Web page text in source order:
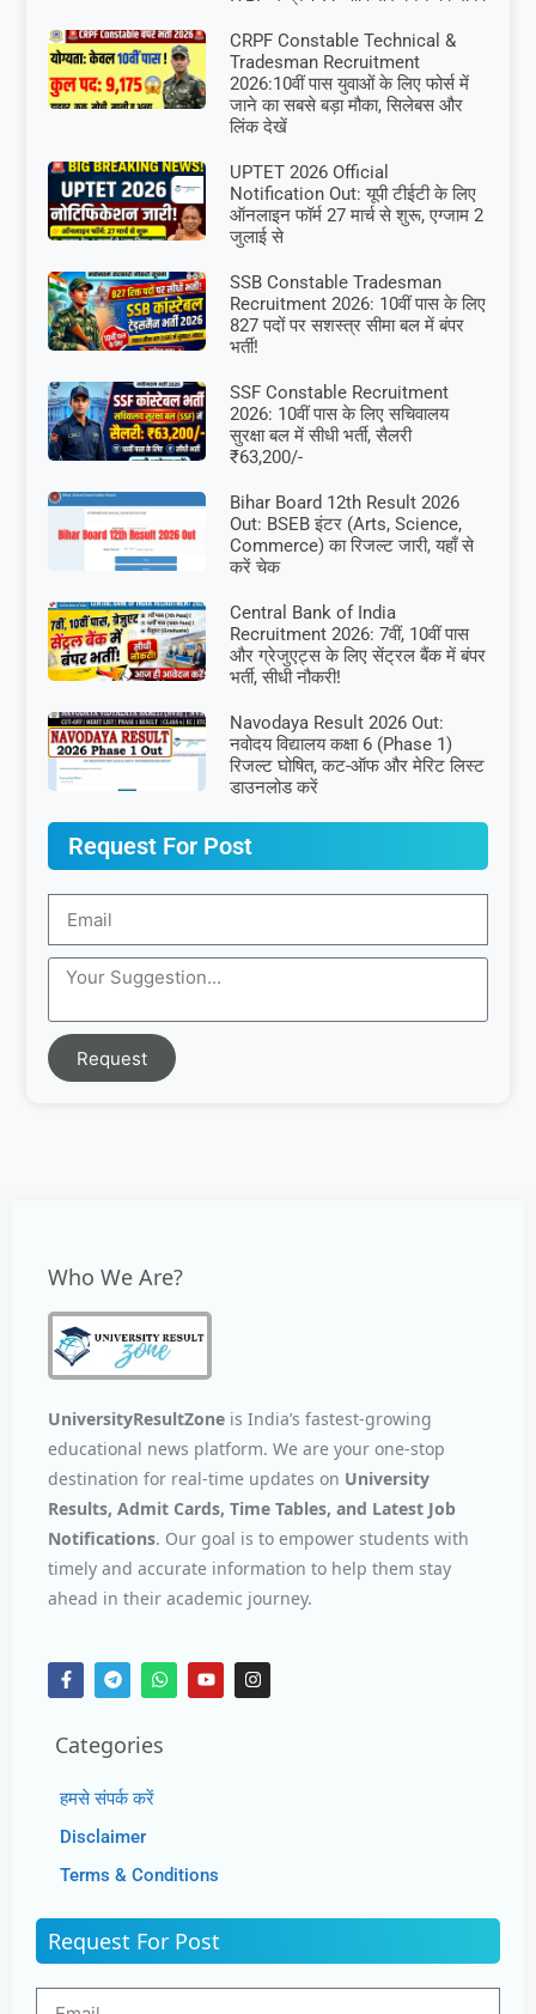
CRPF Constable Technical &
Tradesman Recruitment
2026:10वीं पास युवाओं के लिए फोर्स में
जाने का सबसे बड़ा मौका, सिलेबस और
लिंक देखें
UPTET 2026 Official
Notification Out: यूपी टीईटी के लिए
ऑनलाइन फॉर्म 27 मार्च से शुरू, एग्जाम 2
जुलाई से
SSB Constable Tradesman
Recruitment 2026: 10वीं पास के लिए
827 पदों पर सशस्त्र सीमा बल में बंपर
भर्ती!
SSF Constable Recruitment
2026: 10वीं पास के लिए सचिवालय
सुरक्षा बल में सीधी भर्ती, सैलरी
₹63,200/-
Bihar Board 12th Result 2026
Out: BSEB इंटर (Arts, Science,
Commerce) का रिजल्ट जारी, यहाँ से
करें चेक
Central Bank of India
Recruitment 2026: 7वीं, 10वीं पास
और ग्रेजुएट्स के लिए सेंट्रल बैंक में बंपर
भर्ती, सीधी नौकरी!
Navodaya Result 2026 Out:
नवोदय विद्यालय कक्षा 6 (Phase 1)
रिजल्ट घोषित, कट-ऑफ और मेरिट लिस्ट
डाउनलोड करें
Request For Post
Request
Who We Are?
UniversityResultZone is India’s fastest-growing
educational news platform. We are your one-stop
destination for real-time updates on University
Results, Admit Cards, Time Tables, and Latest Job
Notifications. Our goal is to empower students with
timely and accurate information to help them stay
ahead in their academic journey.
Categories
हमसे संपर्क करें
Disclaimer
Terms & Conditions
Request For Post